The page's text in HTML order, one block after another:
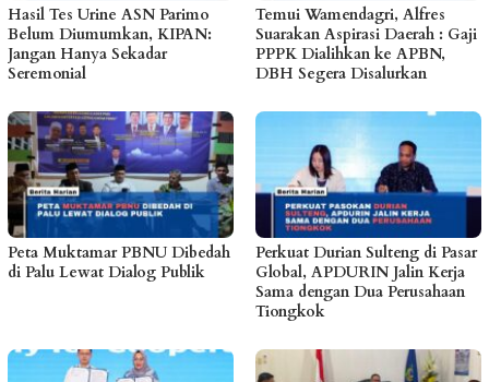
Hasil Tes Urine ASN Parimo
Belum Diumumkan, KIPAN:
Jangan Hanya Sekadar
Seremonial
Temui Wamendagri, Alfres
Suarakan Aspirasi Daerah : Gaji
PPPK Dialihkan ke APBN,
DBH Segera Disalurkan
Peta Muktamar PBNU Dibedah
di Palu Lewat Dialog Publik
Perkuat Durian Sulteng di Pasar
Global, APDURIN Jalin Kerja
Sama dengan Dua Perusahaan
Tiongkok